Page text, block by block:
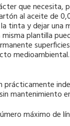
que necesita,
al aceite de
tinta y dejar una
plantilla
medioambiental.
prácticamente
mantenimiento
máximo de